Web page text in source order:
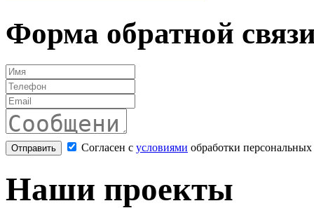
Форма обратной
Согласен с условиями обработки
Наши проекты